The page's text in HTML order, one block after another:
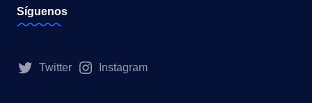
Síguenos
Twitter Instagram